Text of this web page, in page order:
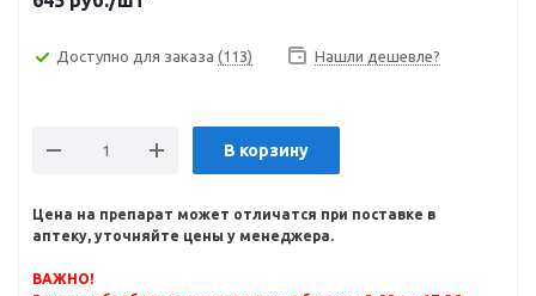
Доступно для заказа (113) Нашли дешевле?
В корзину
Цена на препарат может отличатся при поставке в
аптеку, уточняйте цены у менеджера.
ВАЖНО!